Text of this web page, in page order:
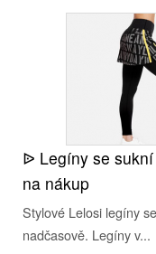
ᐉ Legíny se
na nákup
Stylové Lelosi legíny
nadčasově. Legíny v...